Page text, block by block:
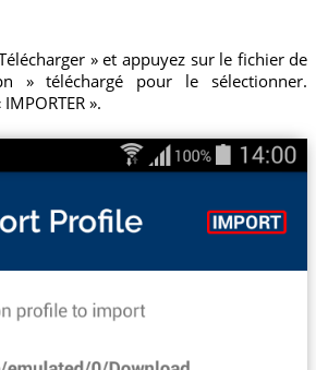
» et appuyez sur le fichier de
» téléchargé pour le sélectionner.
».